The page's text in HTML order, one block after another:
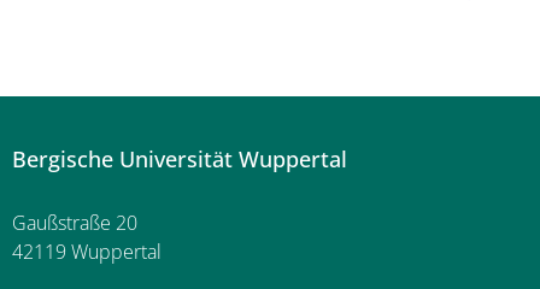
Bergische Universität Wuppertal
Gaußstraße 20
42119 Wuppertal